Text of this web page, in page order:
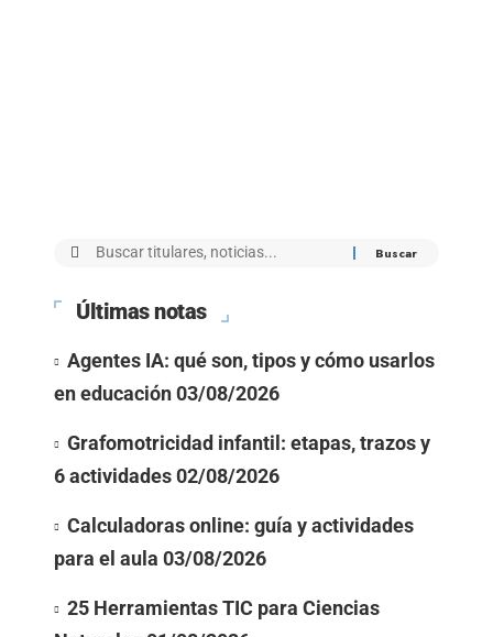
Últimas notas
Agentes IA: qué son, tipos y cómo usarlos
en educación03/08/2026
Grafomotricidad infantil: etapas, trazos y
6 actividades02/08/2026
Calculadoras online: guía y actividades
para el aula 03/08/2026
25 Herramientas TIC para Ciencias